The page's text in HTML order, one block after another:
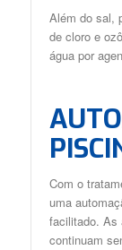
Além do sal,
de cloro e
água por
Com o
uma
facilitado. As
continuam